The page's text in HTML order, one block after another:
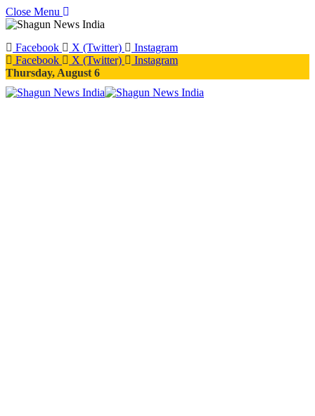
Close Menu
Facebook X (Twitter)
Instagram
Facebook
X (Twitter)
Instagram
Thursday, August 6